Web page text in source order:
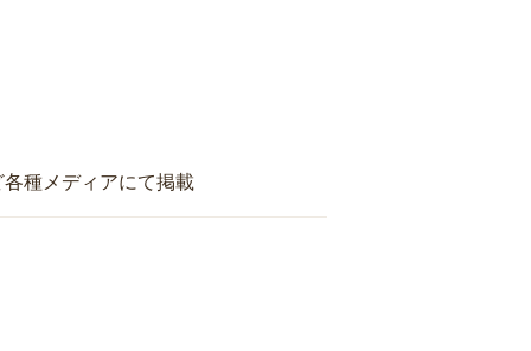
種メディアにて掲載